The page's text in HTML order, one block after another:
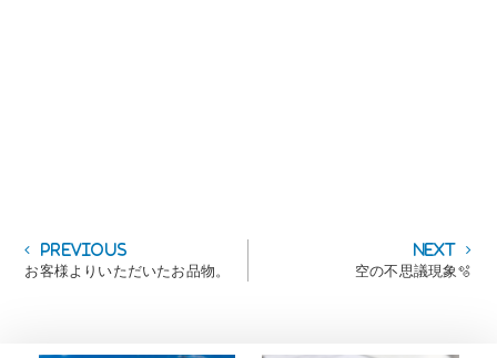
投
稿
PreviousPrevious
post:
お客様よりいただいたお品物。
Next
空の不思議現象🫧